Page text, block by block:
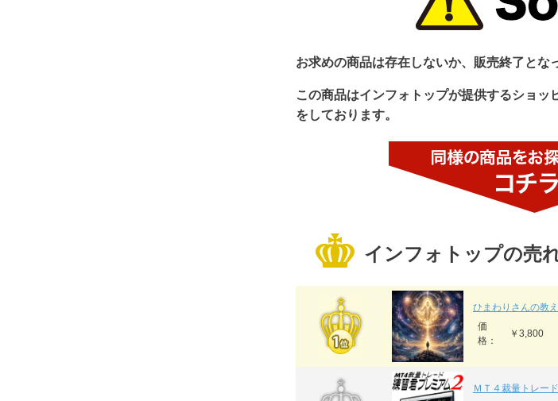
お求めの商品は存在しないか、販売終了とな
この商品はインフォトップが提供するショ
をしております。
インフォトップの売
ひまわりさんの教
価
格：
￥3,800
ＭＴ４裁量トレー